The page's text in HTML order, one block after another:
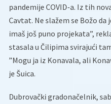
pandemije COVID-a. Iz tih
Cavtat. Ne slažem se Božo
imaš još puno projekata”,
stasala u Čilipima svirajući
”Mogu ja iz Konavala, ali
je Šuica.
Dubrovački gradonačelnik,